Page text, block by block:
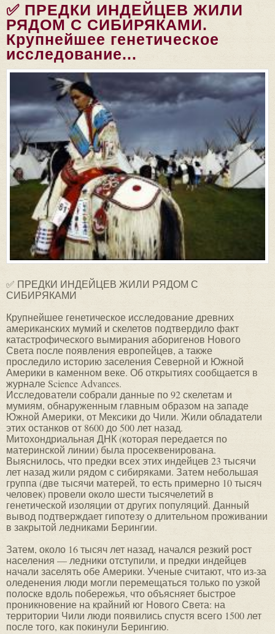
✅ ПРЕДКИ ИНДЕЙЦЕВ ЖИЛИ
РЯДОМ С СИБИРЯКАМИ.
Крупнейшее генетическое
исследование...
✅ ПРЕДКИ ИНДЕЙЦЕВ ЖИЛИ РЯДОМ С
СИБИРЯКАМИ
Крупнейшее генетическое исследование древних
американских мумий и скелетов подтвердило факт
катастрофического вымирания аборигенов Нового
Света после появления европейцев, а также
проследило историю заселения Северной и Южной
Америки в каменном веке. Об открытиях сообщается в
журнале Science Advances.
Исследователи собрали данные по 92 скелетам и
мумиям, обнаруженным главным образом на западе
Южной Америки, от Мексики до Чили. Жили обладатели
этих останков от 8600 до 500 лет назад.
Митохондриальная ДНК (которая передается по
материнской линии) была просеквенирована.
Выяснилось, что предки всех этих индейцев 23 тысячи
лет назад жили рядом с сибиряками. Затем небольшая
группа (две тысячи матерей, то есть примерно 10 тысяч
человек) провели около шести тысячелетий в
генетической изоляции от других популяций. Данный
вывод подтверждает гипотезу о длительном проживании
в закрытой ледниками Берингии.
Затем, около 16 тысяч лет назад, начался резкий рост
населения — ледники отступили, и предки индейцев
начали заселять обе Америки. Ученые считают, что из-за
оледенения люди могли перемещаться только по узкой
полоске вдоль побережья, что объясняет быстрое
проникновение на крайний юг Нового Света: на
территории Чили люди появились спустя всего 1500 лет
после того, как покинули Берингию.